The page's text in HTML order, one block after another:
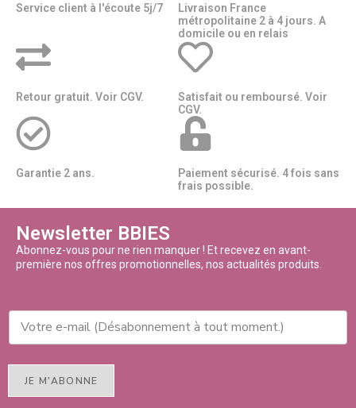
Service client à l'écoute 5j/7
Livraison France
métropolitaine 2 à 4 jours. A
domicile ou en relais​​
Retour gratuit. Voir CGV.
Satisfait ou remboursé. Voir
CGV.
Garantie 2 ans.
Paiement sécurisé. 4 fois sans
frais possible.
Newsletter BBIES
Abonnez-vous pour ne rien manquer ! Et recevez en avant-
première nos offres promotionnelles, nos actualités produits.
JE M'ABONNE